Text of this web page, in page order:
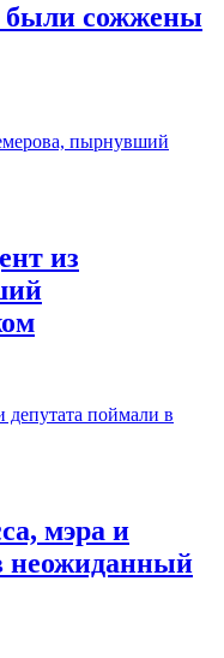
сожжены
из
мэра и
неожиданный